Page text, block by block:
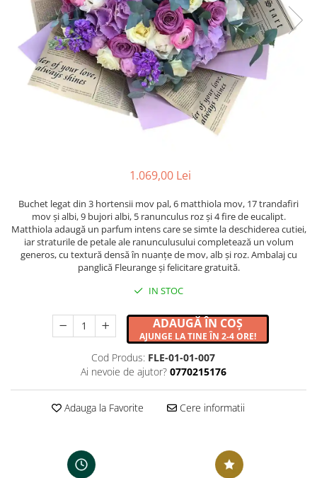
1.069,00 Lei
Buchet legat din 3 hortensii mov pal, 6 matthiola mov, 17 trandafiri
mov și albi, 9 bujori albi, 5 ranunculus roz și 4 fire de eucalipt.
Matthiola adaugă un parfum intens care se simte la deschiderea cutiei,
iar straturile de petale ale ranunculusului completează un volum
generos, cu textură densă în nuanțe de mov, alb și roz. Ambalaj cu
panglică Fleurange și felicitare gratuită.
IN STOC
ADAUGĂ ÎN COȘ
AJUNGE LA TINE ÎN 2-4 ORE!
Cod Produs: FLE-01-01-007
Ai nevoie de ajutor? 0770215176
Adauga la Favorite Cere informatii